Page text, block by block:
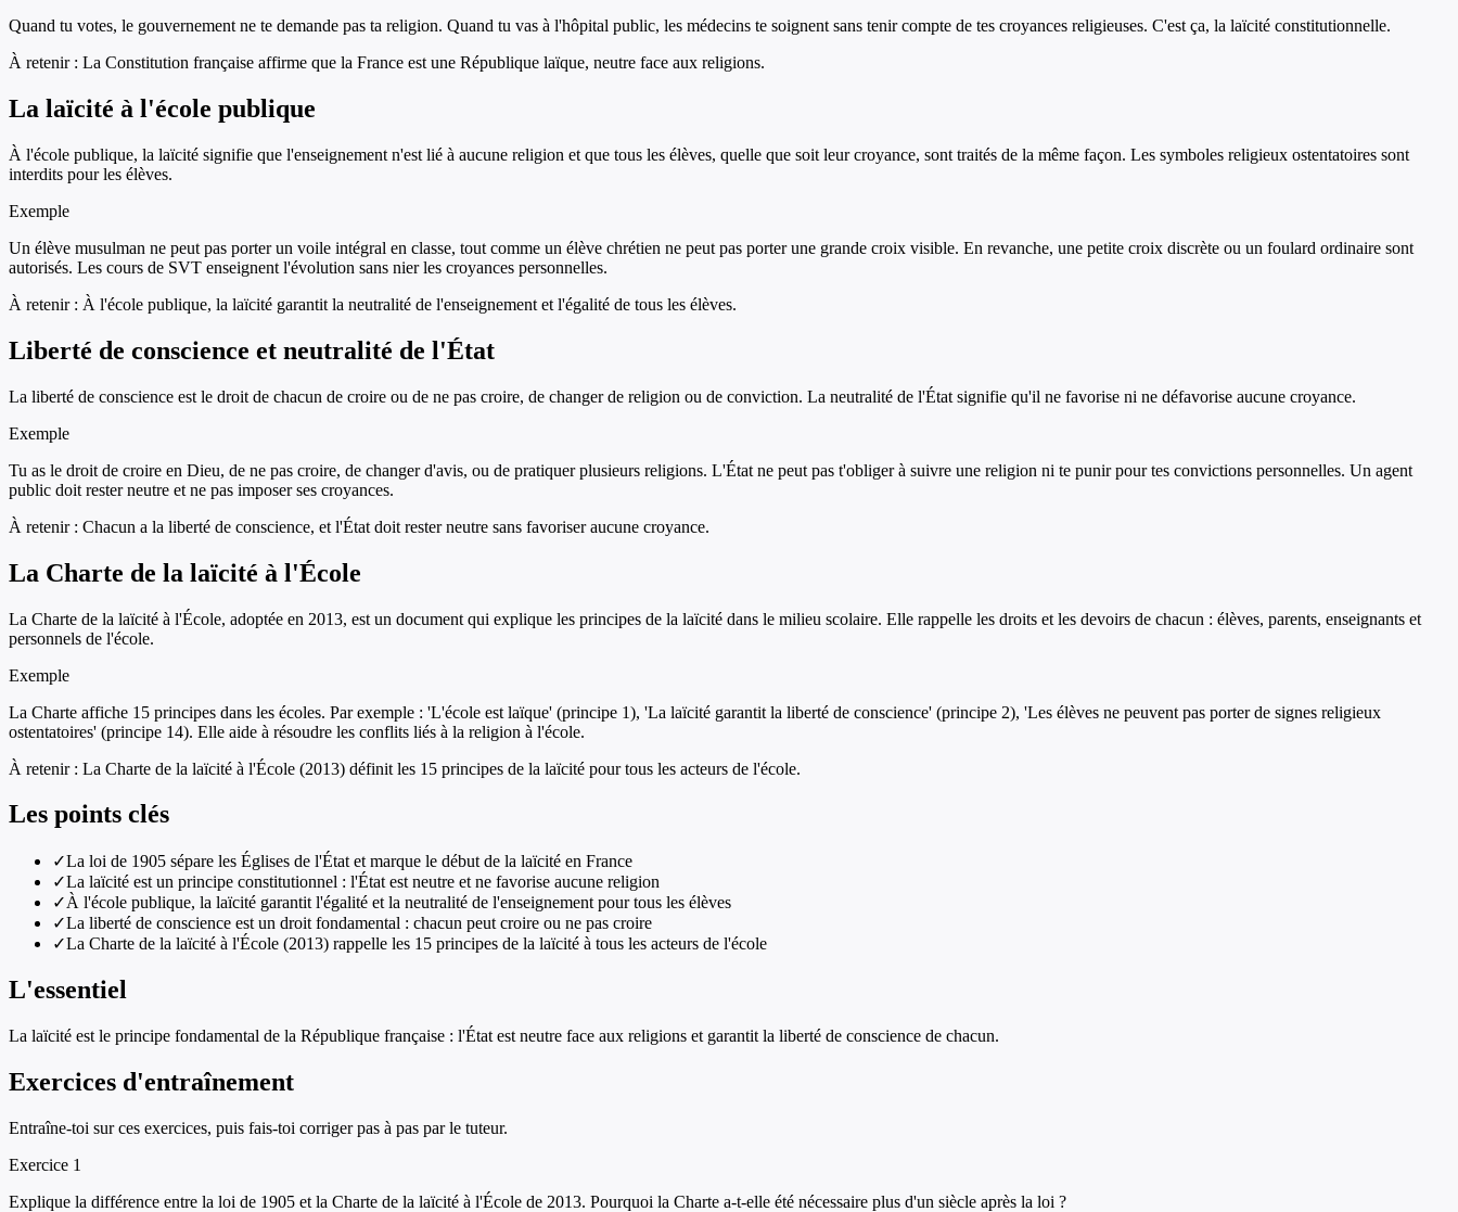
Quand tu votes, le gouvernement ne te demande pas ta religion. Quand tu vas à l'hôpital public, les médecins te soignent sans tenir compte de tes croyances religieuses. C'est ça, la laïcité constitutionnelle.
À retenir : La Constitution française affirme que la France est une République laïque, neutre face aux religions.
La laïcité à l'école publique
À l'école publique, la laïcité signifie que l'enseignement n'est lié à aucune religion et que tous les élèves, quelle que soit leur croyance, sont traités de la même façon. Les symboles religieux ostentatoires sont
interdits pour les élèves.
Exemple
Un élève musulman ne peut pas porter un voile intégral en classe, tout comme un élève chrétien ne peut pas porter une grande croix visible. En revanche, une petite croix discrète ou un foulard ordinaire sont
autorisés. Les cours de SVT enseignent l'évolution sans nier les croyances personnelles.
À retenir : À l'école publique, la laïcité garantit la neutralité de l'enseignement et l'égalité de tous les élèves.
Liberté de conscience et neutralité de l'État
La liberté de conscience est le droit de chacun de croire ou de ne pas croire, de changer de religion ou de conviction. La neutralité de l'État signifie qu'il ne favorise ni ne défavorise aucune croyance.
Exemple
Tu as le droit de croire en Dieu, de ne pas croire, de changer d'avis, ou de pratiquer plusieurs religions. L'État ne peut pas t'obliger à suivre une religion ni te punir pour tes convictions personnelles. Un agent
public doit rester neutre et ne pas imposer ses croyances.
À retenir : Chacun a la liberté de conscience, et l'État doit rester neutre sans favoriser aucune croyance.
La Charte de la laïcité à l'École
La Charte de la laïcité à l'École, adoptée en 2013, est un document qui explique les principes de la laïcité dans le milieu scolaire. Elle rappelle les droits et les devoirs de chacun : élèves, parents, enseignants et
personnels de l'école.
Exemple
La Charte affiche 15 principes dans les écoles. Par exemple : 'L'école est laïque' (principe 1), 'La laïcité garantit la liberté de conscience' (principe 2), 'Les élèves ne peuvent pas porter de signes religieux
ostentatoires' (principe 14). Elle aide à résoudre les conflits liés à la religion à l'école.
À retenir : La Charte de la laïcité à l'École (2013) définit les 15 principes de la laïcité pour tous les acteurs de l'école.
Les points clés
✓La loi de 1905 sépare les Églises de l'État et marque le début de la laïcité en France
✓La laïcité est un principe constitutionnel : l'État est neutre et ne favorise aucune religion
✓À l'école publique, la laïcité garantit l'égalité et la neutralité de l'enseignement pour tous les élèves
✓La liberté de conscience est un droit fondamental : chacun peut croire ou ne pas croire
✓La Charte de la laïcité à l'École (2013) rappelle les 15 principes de la laïcité à tous les acteurs de l'école
L'essentiel
La laïcité est le principe fondamental de la République française : l'État est neutre face aux religions et garantit la liberté de conscience de chacun.
Exercices d'entraînement
Entraîne-toi sur ces exercices, puis fais-toi corriger pas à pas par le tuteur.
Exercice 1
Explique la différence entre la loi de 1905 et la Charte de la laïcité à l'École de 2013. Pourquoi la Charte a-t-elle été nécessaire plus d'un siècle après la loi ?